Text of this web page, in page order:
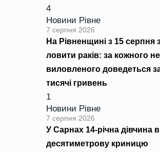
4
Новини Рівне
7 серпня 2026
На Рівненщині з 15 серпня
ловити раків: за кожного
виловленого доведеться
тисячі гривень
1
Новини Рівне
7 серпня 2026
У Сарнах 14-річна дівчина
десятиметрову криницю